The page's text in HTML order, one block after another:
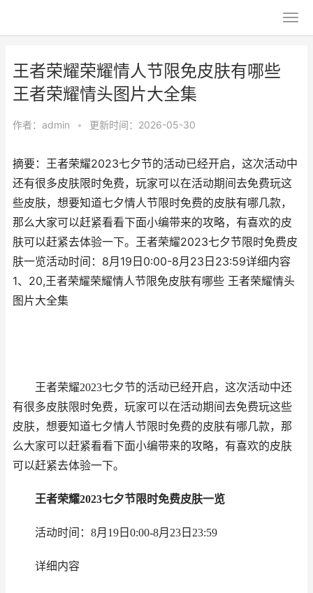
王者荣耀荣耀情人节限免皮肤有哪些
王者荣耀情头图片大全集
作者： admin • 更新时间：2026-05-30
摘要：王者荣耀2023七夕节的活动已经开启，这次活动中
还有很多皮肤限时免费，玩家可以在活动期间去免费玩这
些皮肤，想要知道七夕情人节限时免费的皮肤有哪几款，
那么大家可以赶紧看看下面小编带来的攻略，有喜欢的皮
肤可以赶紧去体验一下。王者荣耀2023七夕节限时免费皮
肤一览活动时间：8月19日0:00-8月23日23:59详细内容
1、20,王者荣耀荣耀情人节限免皮肤有哪些 王者荣耀情头
图片大全集
王者荣耀2023七夕节的活动已经开启，这次活动中还
有很多皮肤限时免费，玩家可以在活动期间去免费玩这些
皮肤，想要知道七夕情人节限时免费的皮肤有哪几款，那
么大家可以赶紧看看下面小编带来的攻略，有喜欢的皮肤
可以赶紧去体验一下。
王者荣耀2023七夕节限时免费皮肤一览
活动时间：8月19日0:00-8月23日23:59
详细内容